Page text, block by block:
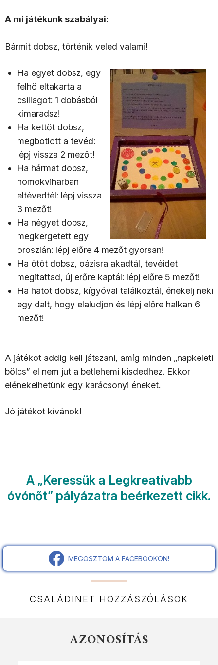
A mi játékunk szabályai:
Bármit dobsz, történik veled valami!
Ha egyet dobsz, egy
felhő eltakarta a
csillagot: 1 dobásból
kimaradsz!
Ha kettőt dobsz,
megbotlott a tevéd:
lépj vissza 2 mezőt!
Ha hármat dobsz,
homokviharban
eltévedtél: lépj vissza
3 mezőt!
Ha négyet dobsz,
megkergetett egy
oroszlán: lépj előre 4 mezőt gyorsan!
Ha ötöt dobsz, oázisra akadtál, tevéidet
megitattad, új erőre kaptál: lépj előre 5 mezőt!
Ha hatot dobsz, kígyóval találkoztál, énekelj neki
egy dalt, hogy elaludjon és lépj előre halkan 6
mezőt!
A játékot addig kell játszani, amíg minden „napkeleti
bölcs” el nem jut a betlehemi kisdedhez. Ekkor
elénekelhetünk egy karácsonyi éneket.
Jó játékot kívánok!
A „Keressük a Legkreatívabb
óvónőt” pályázatra beérkezett cikk.
MEGOSZTOM A FACEBOOKON!
CSALÁDINET HOZZÁSZÓLÁSOK
AZONOSÍTÁS